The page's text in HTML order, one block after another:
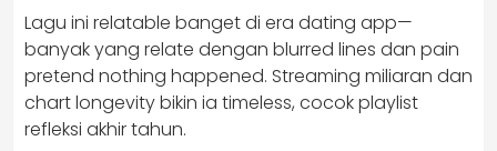
Lagu ini relatable banget di era dating app—
banyak yang relate dengan blurred lines dan pain
pretend nothing happened. Streaming miliaran dan
chart longevity bikin ia timeless, cocok playlist
refleksi akhir tahun.